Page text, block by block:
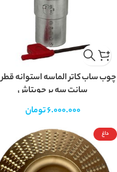
سانت سه پر چوبتاش
6.000.000تومان
داغ